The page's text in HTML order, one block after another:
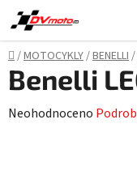
Přejít
na
obsah
Domů
/MOTOCYKLY/BENELLI/
Benelli
Průměrné
Neohodnoceno